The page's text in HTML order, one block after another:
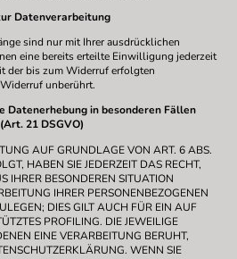
Datenverarbeitung
sind nur mit Ihrer ausdrücklichen
eine bereits erteilte Einwilligung jederzeit
der bis zum Widerruf erfolgten
unberührt.
Datenerhebung in besonderen Fällen
21 DSGVO)
AUF GRUNDLAGE VON ART. 6 ABS.
HABEN SIE JEDERZEIT DAS RECHT,
IHRER BESONDEREN SITUATION
IHRER PERSONENBEZOGENEN
DIES GILT AUCH FÜR EIN AUF
PROFILING. DIE JEWEILIGE
EINE VERARBEITUNG BERUHT,
WENN SIE